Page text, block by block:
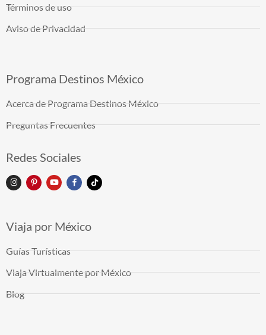
Términos de uso
Aviso de Privacidad
Programa Destinos México
Acerca de Programa Destinos México
Preguntas Frecuentes
Redes Sociales
Viaja por México
Guías Turísticas
Viaja Virtualmente por México
Blog